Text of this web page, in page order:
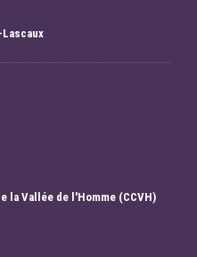
la Vallée de l'Homme (CCVH)